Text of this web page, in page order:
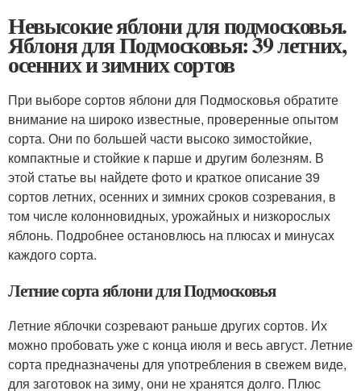
Невысокие яблони для подмосковья.
Яблоня для Подмосковья: 39 летних,
осенних и зимних сортов
При выборе сортов яблони для Подмосковья обратите
внимание на широко известные, проверенные опытом
сорта. Они по большей части высоко зимостойкие,
компактные и стойкие к парше и другим болезням. В
этой статье вы найдете фото и краткое описание 39
сортов летних, осенних и зимних сроков созревания, в
том числе колонновидных, урожайных и низкорослых
яблонь. Подробнее остановлюсь на плюсах и минусах
каждого сорта.
Летние сорта яблони для Подмосковья
Летние яблочки созревают раньше других сортов. Их
можно пробовать уже с конца июля и весь август. Летние
сорта предназначены для употребления в свежем виде,
для заготовок на зиму, они не хранятся долго. Плюс